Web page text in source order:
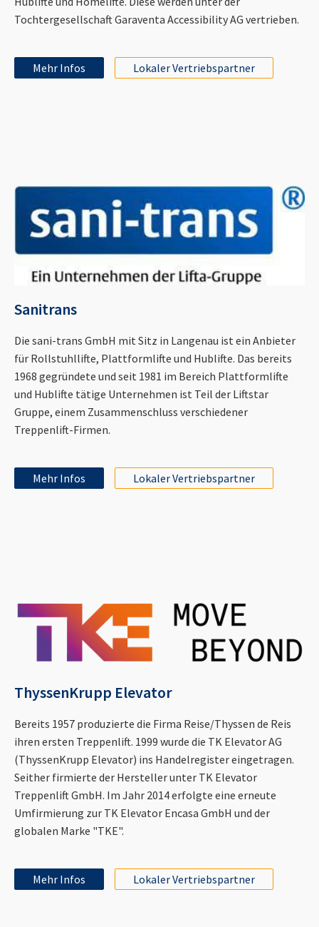
Tochtergesellschaft Garaventa Accessibility AG vertrieben.
Mehr Infos Lokaler Vertriebspartner
Sanitrans
Die sani-trans GmbH mit Sitz in Langenau ist ein Anbieter
für Rollstuhllifte, Plattformlifte und Hublifte. Das bereits
1968 gegründete und seit 1981 im Bereich Plattformlifte
und Hublifte tätige Unternehmen ist Teil der Liftstar
Gruppe, einem Zusammenschluss verschiedener
Treppenlift-Firmen.
Mehr Infos Lokaler Vertriebspartner
ThyssenKrupp Elevator
Bereits 1957 produzierte die Firma Reise/Thyssen de Reis
ihren ersten Treppenlift. 1999 wurde die TK Elevator AG
(ThyssenKrupp Elevator) ins Handelregister eingetragen.
Seither firmierte der Hersteller unter TK Elevator
Treppenlift GmbH. Im Jahr 2014 erfolgte eine erneute
Umfirmierung zur TK Elevator Encasa GmbH und der
globalen Marke "TKE".
Mehr Infos Lokaler Vertriebspartner